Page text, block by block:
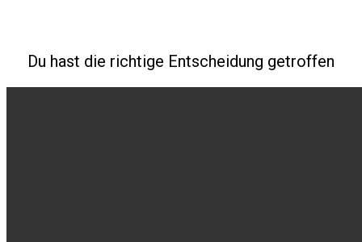
Du hast die richtige Entscheidung getroffen